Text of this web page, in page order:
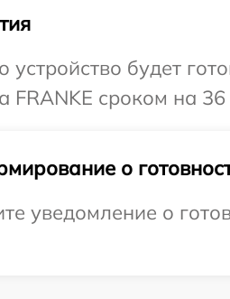
устройство будет
FRANKE сроком на
о
уведомление о